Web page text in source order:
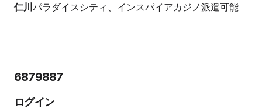
仁川 パラダイスシティ、インスパイアカジノ派遣可能
6879887
ログイン